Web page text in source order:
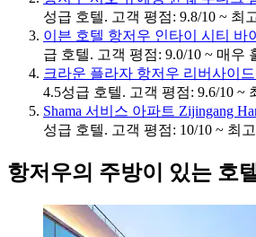
성급 호텔. 고객 평점: 9.8/10 ~ 최
이븐 호텔 항저우 인타이 시티 바
급 호텔. 고객 평점: 9.0/10 ~ 매우
크라운 플라자 항저우 리버사이
4.5성급 호텔. 고객 평점: 9.6/10 ~
Shama 서비스 아파트 Zijingang
성급 호텔. 고객 평점: 10/10 ~ 최
항저우의 주방이 있는 호텔